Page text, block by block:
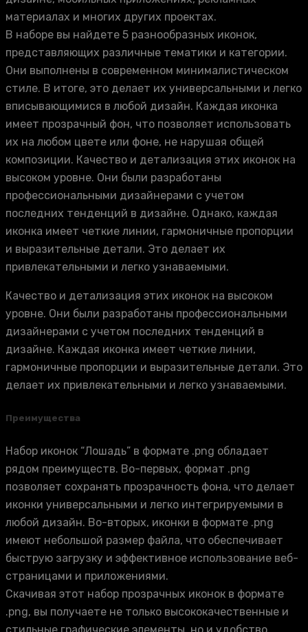
материалах и многих других проектах.
В наборе вы найдете 5 разнообразных иконок,
представляющих различные тематики и категории.
Они выполнены в современном минималистическом
стиле. В итоге, это делает их универсальными и легко
вписывающимися в любой дизайн. Каждая иконка
имеет прозрачный фон, что позволяет использовать
их на любом цвете или фоне, не нарушая общей
композиции. Качество и детализация этих иконок на
высоком уровне. Они были разработаны
профессиональными дизайнерами с учетом
последних тенденций в дизайне. Однако, каждая
иконка имеет четкие линии, гармоничные пропорции
и выразительные детали. Это делает их
привлекательными и легко узнаваемыми.
Качество и детализация этих иконок на высоком
уровне. Они были разработаны профессиональными
дизайнерами с учетом последних тенденций в
дизайне. Каждая иконка имеет четкие линии,
гармоничные пропорции и выразительные детали. Это
делает их привлекательными и легко узнаваемыми.
Преимущества
Набор иконок “Лошадь” в формате .png обладает
рядом преимуществ. Во-первых, формат .png
позволяет сохранять прозрачность фона, что делает
иконки универсальными и легко интегрируемыми в
любой дизайн. Во-вторых, иконки в формате .png
имеют небольшой размер файла, что обеспечивает
быструю загрузку и эффективное использование веб-
страницами и приложениями.
Скачивая этот набор прозрачных иконок в формате
.png, вы получаете не только высококачественные и